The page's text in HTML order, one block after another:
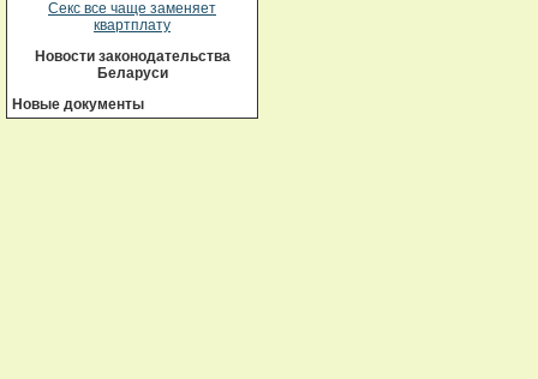
Секс все чаще заменяет
квартплату
Новости законодательства
Беларуси
Новые документы